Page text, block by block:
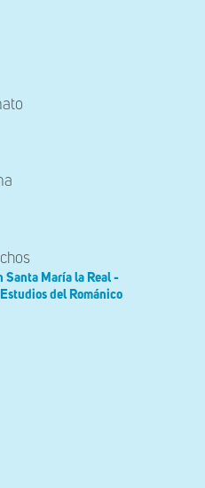
Santa María la Real -
del Románico